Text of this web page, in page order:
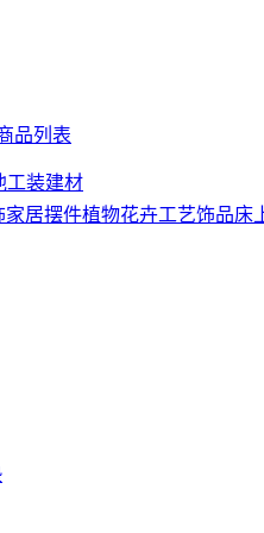
品列表
工装建材
家居摆件植物花卉工艺饰品床